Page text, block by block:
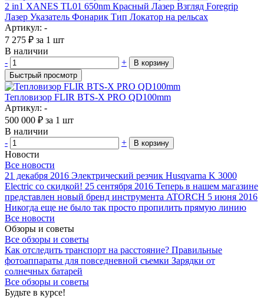
2 in1 XANES TL01 650nm Красный Лазер Взгляд Foregrip
Лазер Указатель Фонарик Тип Локатор на рельсах
Артикул: -
7 275 ₽ за 1 шт
В наличии
-
+
В корзину
Быстрый просмотр
Тепловизор FLIR BTS-X PRO QD100mm
Артикул: -
500 000 ₽ за 1 шт
В наличии
-
+ В корзину
Новости
Все новости
21 декабря 2016 Электрический резчик Husqvarna K 3000
Electric со скидкой! 25 сентября 2016 Теперь в нашем магазине
представлен новый бренд инструмента ATORCH 5 июня 2016
Никогда еще не было так просто пропилить прямую линию
Все новости
Обзоры и советы
Все обзоры и советы
Как отследить транспорт на расстояние? Правильные
фотоаппараты для повседневной съемки Зарядки от
солнечных батарей
Все обзоры и советы
Будьте в курсе!